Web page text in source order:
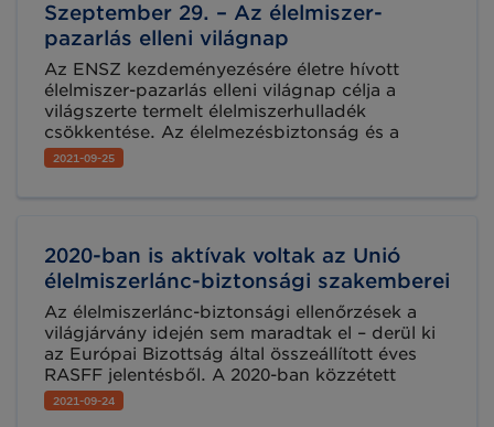
Szeptember 29. – Az élelmiszer-
pazarlás elleni világnap
Az ENSZ kezdeményezésére életre hívott
élelmiszer-pazarlás elleni világnap célja a
világszerte termelt élelmiszerhulladék
csökkentése. Az élelmezésbiztonság és a
táplálkozás helyzete a világban című FAO
jelentés szerint a megtermelt élelmiszerek
mintegy 690 millióan éheztek.
2021-09-25
2020-ban is aktívak voltak az Unió
élelmiszerlánc-biztonsági szakemberei
Az élelmiszerlánc-biztonsági ellenőrzések a
világjárvány idején sem maradtak el – derül ki
az Európai Bizottság által összeállított éves
RASFF jelentésből. A 2020-ban közzétett
mintegy négyezer élelmiszer-biztonsági
bejelentésnek csupán töredéke vonatkozott
2021-09-24